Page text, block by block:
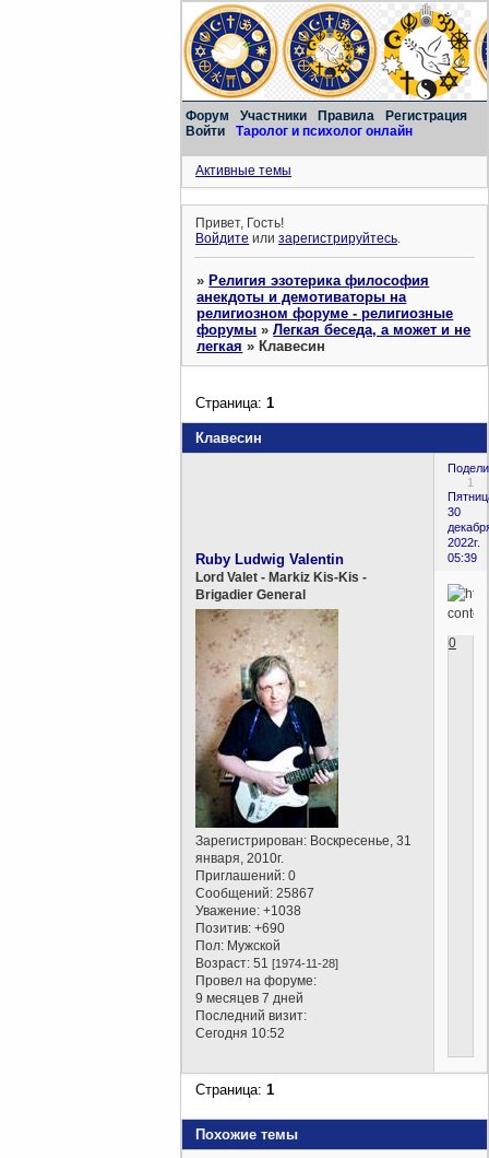
Форум Участники Правила
Регистрация
Войти
Таролог и психолог онлайн
Активные темы
Привет, Гость!
Войдите илизарегистрируйтесь.
»Религия эзотерика философия
анекдоты и демотиваторы на
религиозном форуме - религиозные
форумы »Легкая беседа, а может и не
легкая »Клавесин
Клавесин
Страница:1
1
30
2022г.
05:39
Ruby Ludwig Valentin
Lord Valet - Markiz Kis-Kis -
Brigadier General
Зарегистрирован: Воскресенье, 31
января, 2010г.
Приглашений: 0
Сообщений: 25867
Уважение: +1038
Позитив: +690
Пол: Мужской
Возраст: 51[1974-11-28]
Провел на форуме:
9 месяцев 7 дней
Последний визит:
Сегодня 10:52
0
Страница:1
Похожие темы